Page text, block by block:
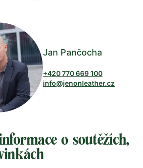
Jan Pančocha
+420 770 669 100
info@jenonleather.cz
o soutěžích,